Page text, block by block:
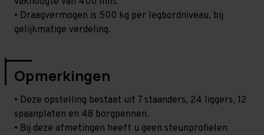
• Draagvermogen is 500 kg per legbordniveau, bij
gelijkmatige verdeling.
Opmerkingen
• Deze opstelling bestaat uit 7 staanders, 24 liggers, 12
spaanplaten en 48 borgpennen.
• Bij deze afmetingen heeft u geen steunprofielen